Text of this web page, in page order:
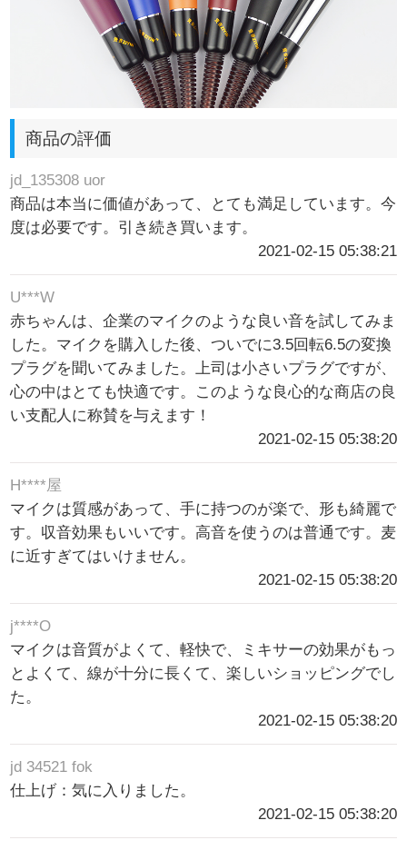
商品の評価
jd_135308 uor
商品は本当に価値があって、とても満足しています。今
度は必要です。引き続き買います。
2021-02-15 05:38:21
U***W
赤ちゃんは、企業のマイクのような良い音を試してみま
した。マイクを購入した後、ついでに3.5回転6.5の変換
プラグを聞いてみました。上司は小さいプラグですが、
心の中はとても快適です。このような良心的な商店の良
い支配人に称賛を与えます！
2021-02-15 05:38:20
H****屋
マイクは質感があって、手に持つのが楽で、形も綺麗で
す。収音効果もいいです。高音を使うのは普通です。麦
に近すぎてはいけません。
2021-02-15 05:38:20
j****O
マイクは音質がよくて、軽快で、ミキサーの効果がもっ
とよくて、線が十分に長くて、楽しいショッピングでし
た。
2021-02-15 05:38:20
jd 34521 fok
仕上げ：気に入りました。
2021-02-15 05:38:20